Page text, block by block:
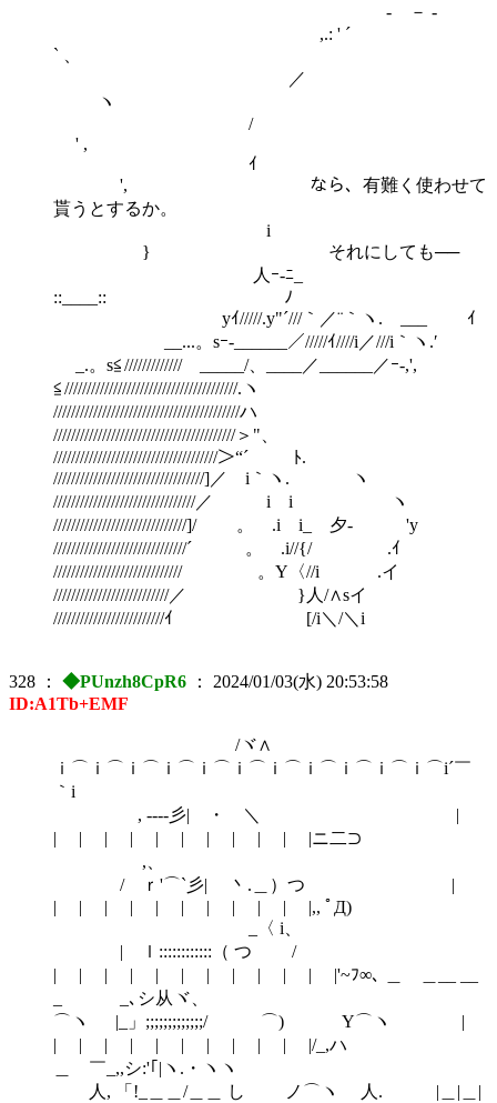
ゝ - － -
,.: ' ´
` 、
／
ヽ
/
' ,
ｲ
', なら、有難く使わせて
貰うとするか。
i
} それにしても──
人ｰ-ﾆ_
::____:: ﾉ
yｲ/////.y"´///｀／¨｀ヽ. ___ ｲ
__...。sｰ-______／/////ｲ////i／///i｀ヽ.′
_.。s≦/////////////ゝ_____/、____／______／ｰ‐,',
≦///////////////////////////////////////.ヽ
//////////////////////////////////////////ハ
/////////////////////////////////////////＞"、
/////////////////////////////////////＞“´ ﾄ.
//////////////////////////////////]／ i｀ヽ. ヽ
////////////////////////////////／ i i ゝ ヽ
//////////////////////////////]/ 。 .i i_ 夕‐ 'y
//////////////////////////////´ 。 .i//{/ .ｲ
///////////////////////////// 。Y〈//i .イ
//////////////////////////／ }人/∧sイ
/////////////////////////ｲ [/i＼/＼i
328 ： ◆PUnzh8CpR6 ： 2024/01/03(水) 20:53:58
ID:A1Tb+EMF
/ヾ∧
ｉ⌒ｉ⌒ｉ⌒ｉ⌒ｉ⌒ｉ⌒ｉ⌒ｉ⌒ｉ⌒ｉ⌒ｉ⌒i´￣
｀i
, -‐‐-彡| ・ ＼ |
| | | | | | | | | | |ニ二⊃
,、
/ ｒ'⌒`彡| 丶.＿）つ |
| | | | | | | | | | |,, ﾟД)
_〈 i、
| ｌ::::::::::::（ つ /
| | | | | | | | | | | |'~ﾌ∞､ ＿ ＿__ __
_ _､シ从ヾ、
⌒ヽ |_」;;;;;;;;;;;;;/ ⌒) Y⌒ヽ |
| | | | | | | | | | |/_,ハ
＿ ￣_,,シ:'｢|ヽ.・ヽヽ
人, 「!_＿＿/＿＿ し ノ⌒ヽ 人. |＿|＿|